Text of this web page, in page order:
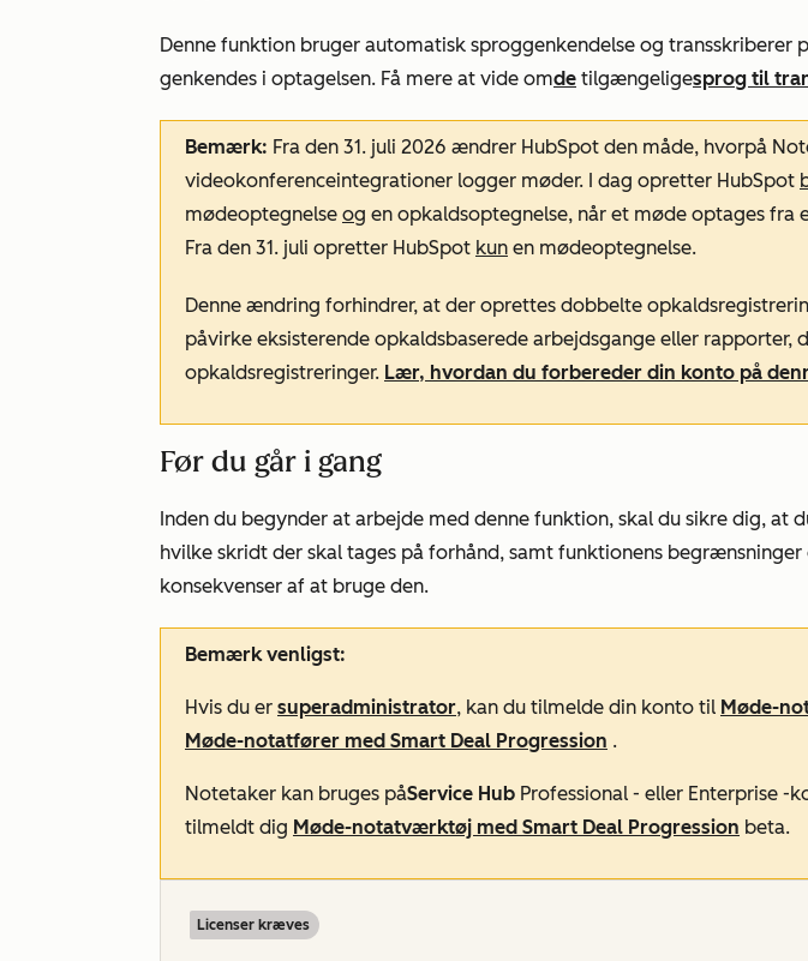
Denne funktion bruger automatisk sproggenkendelse og transskriberer
genkendes i optagelsen. Få mere at vide omde tilgængeligesprog til
Bemærk: Fra den 31. juli 2026 ændrer HubSpot den måde, hvorpå
videokonferenceintegrationer logger møder. I dag opretter HubSpot
mødeoptegnelse og en opkaldsoptegnelse, når et møde optages fra
Fra den 31. juli opretter HubSpot kun en mødeoptegnelse.
Denne ændring forhindrer, at der oprettes dobbelte
påvirke eksisterende opkaldsbaserede arbejdsgange eller rapporter,
opkaldsregistreringer. Lær, hvordan du forbereder din konto på
Før du går i gang
Inden du begynder at arbejde med denne funktion, skal du sikre dig, at
hvilke skridt der skal tages på forhånd, samt funktionens
konsekvenser af at bruge den.
Bemærk venligst:
Hvis du er superadministrator, kan du tilmelde din konto til Møde-
Møde-notatfører med Smart Deal Progression .
Notetaker kan bruges påService Hub Professional - eller Enterprise -
tilmeldt dig Møde-notatværktøj med Smart Deal Progression beta.
Licenser kræves